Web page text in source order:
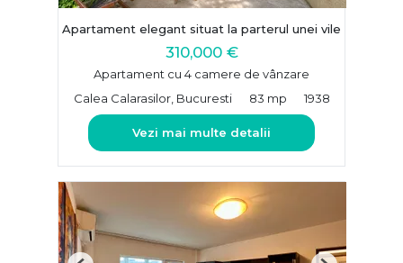
Apartament elegant situat la parterul unei vile
310,000 €
Apartament cu 4 camere de vânzare
Calea Calarasilor, Bucuresti
83 mp 1938
Vezi mai multe detalii